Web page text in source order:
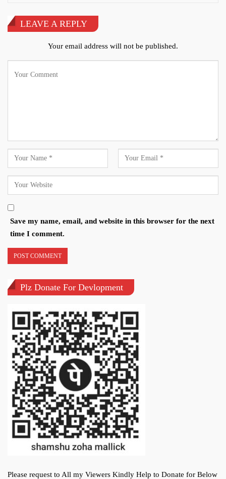
LEAVE A REPLY
Your email address will not be published.
Save my name, email, and website in this browser for the next
time I comment.
Plz Donate For Devlopment
Please request to All my Viewers Kindly Help to Donate for Below